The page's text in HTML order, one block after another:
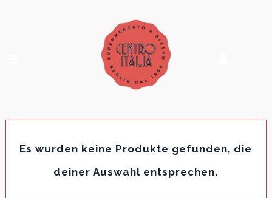
Es wurden keine Produkte gefunden, die
deiner Auswahl entsprechen.